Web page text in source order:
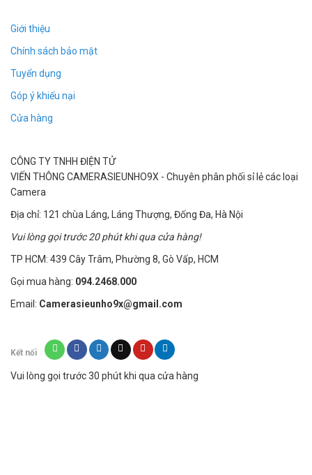
Giới thiệu
Chính sách bảo mật
Tuyển dụng
Góp ý khiếu nại
Cửa hàng
CÔNG TY TNHH ĐIỆN TỬ
VIẾN THÔNG CAMERASIEUNHO9X - Chuyên phân phối sỉ lẻ các loại
Camera
Địa chỉ: 121 chùa Láng, Láng Thượng, Đống Đa, Hà Nội
Vui lòng gọi trước 20 phút khi qua cửa hàng!
TP HCM: 439 Cây Trâm, Phường 8, Gò Vấp, HCM
Gọi mua hàng: 094.2468.000
Email: Camerasieunho9x@gmail.com
Kết nối
Vui lòng gọi trước 30 phút khi qua cửa hàng